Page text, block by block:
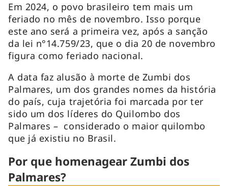
Em 2024, o povo brasileiro tem mais um
feriado no mês de novembro. Isso porque
este ano será a primeira vez, após a sanção
da lei n°14.759/23, que o dia 20 de novembro
figura como feriado nacional.
A data faz alusão à morte de Zumbi dos
Palmares, um dos grandes nomes da história
do país, cuja trajetória foi marcada por ter
sido um dos líderes do Quilombo dos
Palmares – considerado o maior quilombo
que já existiu no Brasil.
Por que homenagear Zumbi dos
Palmares?